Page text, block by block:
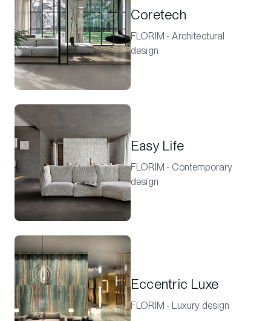
Coretech
FLORIM - Architectural
design
Easy Life
FLORIM - Contemporary
design
Eccentric Luxe
FLORIM - Luxury design